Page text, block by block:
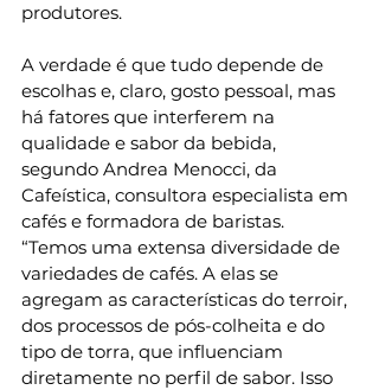
produtores.
A verdade é que tudo depende de
escolhas e, claro, gosto pessoal, mas
há fatores que interferem na
qualidade e sabor da bebida,
segundo Andrea Menocci, da
Cafeística, consultora especialista em
cafés e formadora de baristas.
“Temos uma extensa diversidade de
variedades de cafés. A elas se
agregam as características do terroir,
dos processos de pós-colheita e do
tipo de torra, que influenciam
diretamente no perfil de sabor. Isso